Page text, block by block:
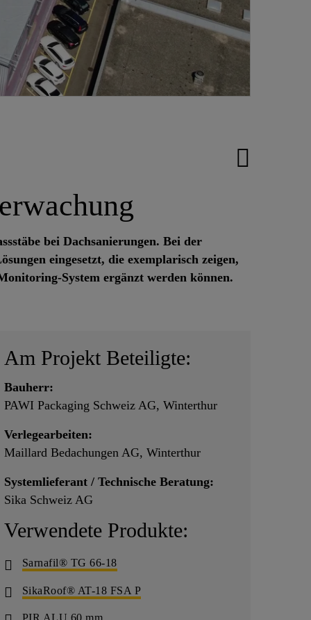
bei Dachsanierungen. Bei der
eingesetzt, die exemplarisch zeigen,
System ergänzt werden können.
Am Projekt Beteiligte:
Bauherr:
PAWI Packaging Schweiz AG, Winterthur
Verlegearbeiten:
Maillard Bedachungen AG, Winterthur
Systemlieferant / Technische Beratung:
Sika Schweiz AG
Verwendete Produkte:
Sarnafil® TG 66-18
SikaRoof® AT-18 FSA P
PIR ALU 60 mm